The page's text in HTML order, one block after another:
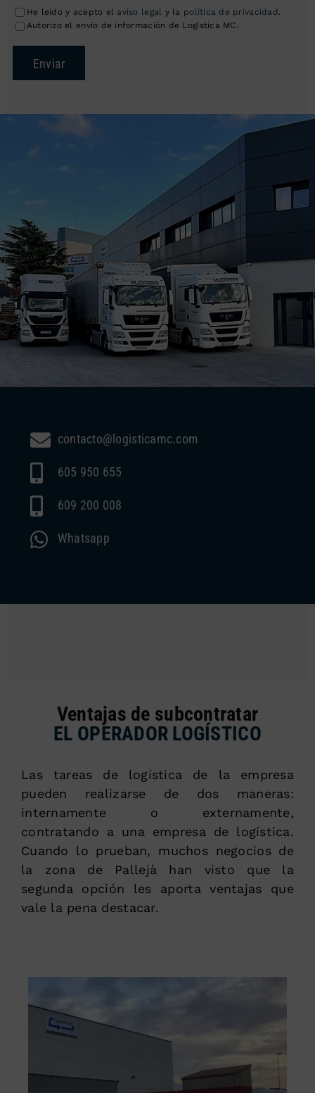
contacto@logisticamc.com
605 950 655
609 200 008
Whatsapp
He leído y acepto el aviso legal y la política de privacidad.
Autorizo el envío de información de Logística MC.
Enviar
Ventajas de subcontratar
EL OPERADOR LOGÍSTICO
Las tareas de logística de la empresa
pueden realizarse de dos maneras:
internamente o externamente,
contratando a una empresa de logística.
Cuando lo prueban, muchos negocios de
la zona de Pallejà han visto que la
segunda opción les aporta ventajas que
vale la pena destacar.